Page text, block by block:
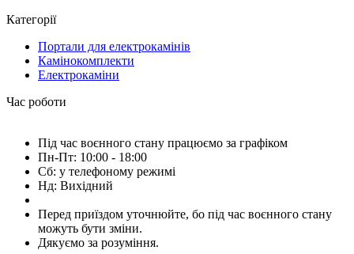
Категорії
Портали для електрокамінів
Камінокомплекти
Електрокаміни
Час роботи
Під час воєнного стану працюємо за графіком
Пн-Пт: 10:00 - 18:00
Сб: у телефоному режимі
Нд: Вихідний
Перед приїздом уточнюйте, бо під час воєнного стану
можуть бути зміни.
Дякуємо за розуміння.